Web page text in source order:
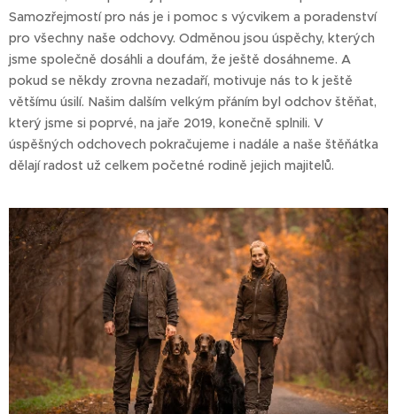
Samozřejmostí pro nás je i pomoc s výcvikem a poradenství
pro všechny naše odchovy. Odměnou jsou úspěchy, kterých
jsme společně dosáhli a doufám, že ještě dosáhneme. A
pokud se někdy zrovna nezadaří, motivuje nás to k ještě
většímu úsilí. Našim dalším velkým přáním byl odchov štěňat,
který jsme si poprvé, na jaře 2019, konečně splnili. V
úspěšných odchovech pokračujeme i nadále a naše štěňátka
dělají radost už celkem početné rodině jejich majitelů.